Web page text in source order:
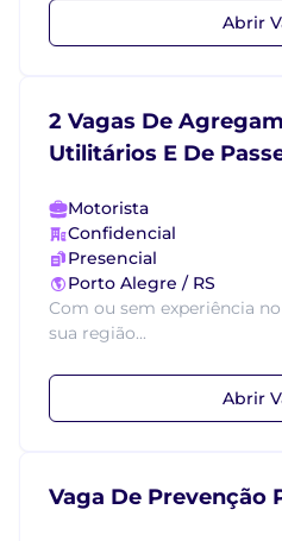
Abrir
2 Vagas De
Utilitários E De
Motorista
Confidencial
Presencial
Porto Alegre / RS
Com ou sem experiência
sua região...
Abrir
Vaga De Prevenção